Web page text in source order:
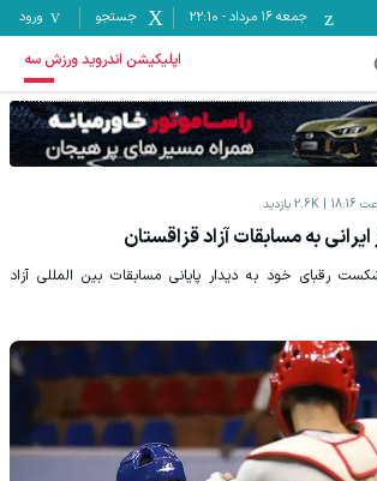
جمعه ۱۶ مرداد -
22:10 جستجو ورود
اپلیکیشن اندروید ورزش سه
2.6K بازدید
به مسابقات آزاد قزاقستان
شکست رقبای خود به دیدار پایانی مسابقات بین المللی آزاد